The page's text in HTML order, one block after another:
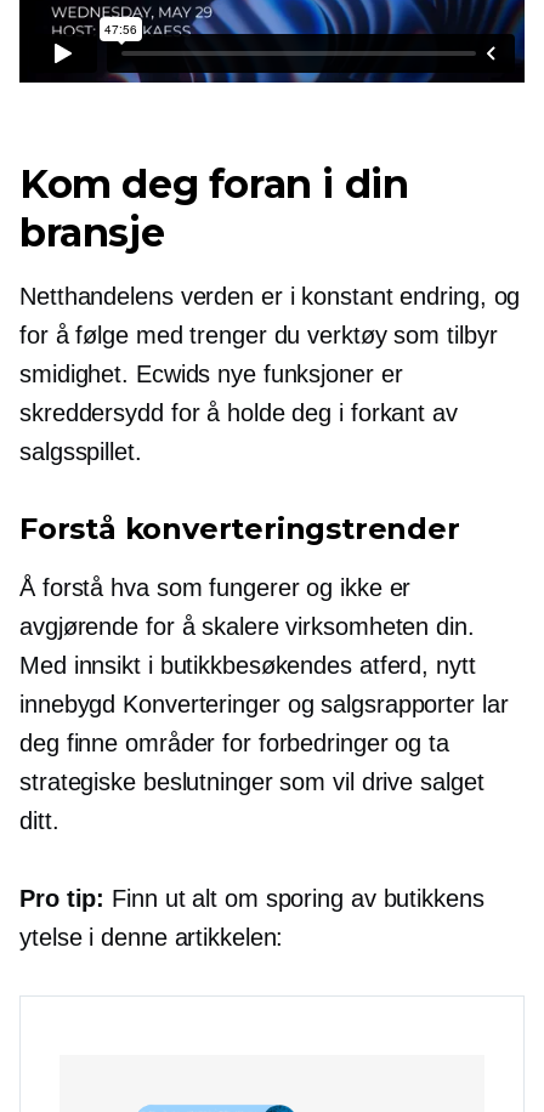
Kom deg foran i din
bransje
Netthandelens verden er i konstant endring, og
for å følge med trenger du verktøy som tilbyr
smidighet. Ecwids nye funksjoner er
skreddersydd for å holde deg i forkant av
salgsspillet.
Forstå konverteringstrender
Å forstå hva som fungerer og ikke er
avgjørende for å skalere virksomheten din.
Med innsikt i butikkbesøkendes atferd, nytt
innebygd Konverteringer og salgsrapporter lar
deg finne områder for forbedringer og ta
strategiske beslutninger som vil drive salget
ditt.
Pro tip: Finn ut alt om sporing av butikkens
ytelse i denne artikkelen: